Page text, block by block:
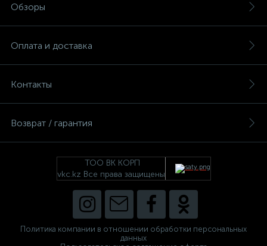
Обзоры
Оплата и доставка
Контакты
Возврат / гарантия
ТОО ВК КОРП
vkc.kz Все права защищены
Политика компании в отношении обработки персональных
данных